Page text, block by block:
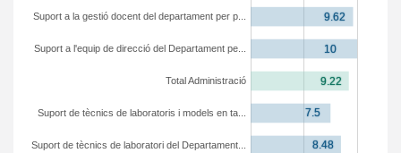
Suport de tècnics de laboratori del Departament...
Suport de tècnics de laboratoris i models en ta...
Total Administració
Suport a l'equip de direcció del Departament pe...
Suport a la gestió docent del departament per p...